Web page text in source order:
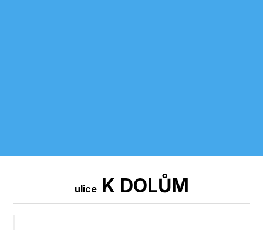
uliceK DOLŮM